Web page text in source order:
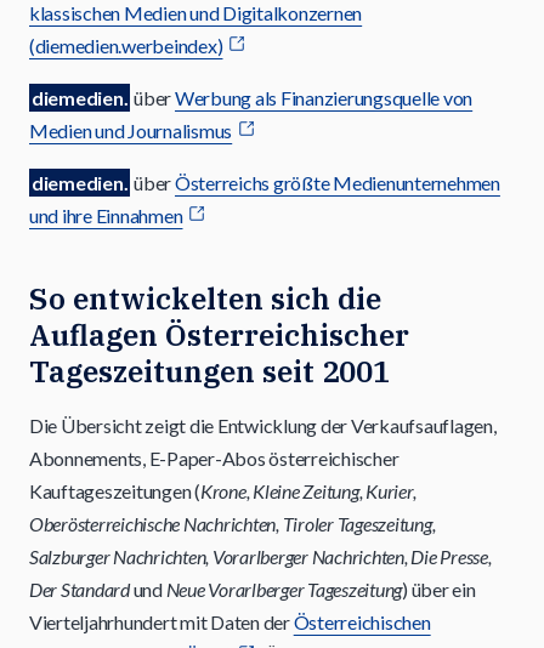
klassischen Medien und Digitalkonzernen
(diemedien.werbeindex)
diemedien. überWerbung als Finanzierungsquelle von
Medien und Journalismus
diemedien. überÖsterreichs größte Medienunternehmen
und ihre Einnahmen
So entwickelten sich die
Auflagen Österreichischer
Tageszeitungen seit 2001
Die Übersicht zeigt die Entwicklung der Verkaufsauflagen,
Abonnements, E-Paper-Abos österreichischer
Kauftageszeitungen (Krone, Kleine Zeitung, Kurier,
Oberösterreichische Nachrichten, Tiroler Tageszeitung,
Salzburger Nachrichten, Vorarlberger Nachrichten, Die Presse,
Der Standardund Neue Vorarlberger Tageszeitung) über ein
Vierteljahrhundert mit Daten derÖsterreichischen